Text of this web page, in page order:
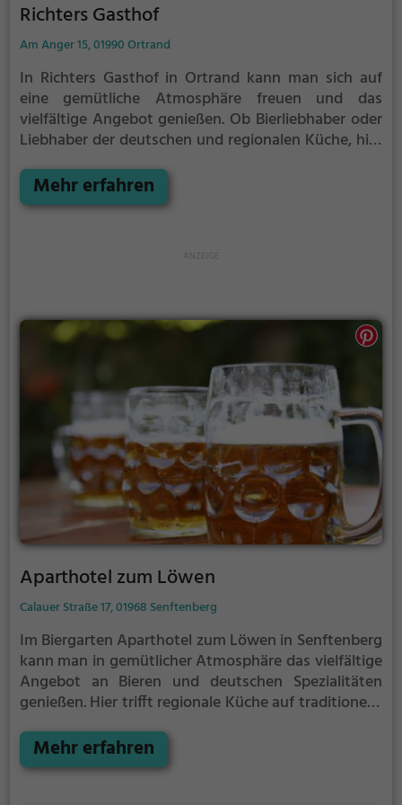
Richters Gasthof
Am Anger 15, 01990 Ortrand
In Richters Gasthof in Ortrand kann man sich auf
eine gemütliche Atmosphäre freuen und das
vielfältige Angebot genießen. Ob Bierliebhaber oder
Liebhaber der deutschen und regionalen Küche, hier
und Menschen, die gesunde Gerichte bevorzugen,
werden hier fündig. Tauche ein in diese einladende
Mehr erfahren
Aparthotel zum Löwen
Calauer Straße 17, 01968 Senftenberg
Im Biergarten Aparthotel zum Löwen in Senftenberg
kann man in gemütlicher Atmosphäre das vielfältige
Angebot an Bieren und deutschen Spezialitäten
genießen. Hier trifft regionale Küche auf traditionelle
alleine, mit Freunden oder der Familie, hier ist für
jeden etwas dabei. Tauche ein in die entspannte
Mehr erfahren